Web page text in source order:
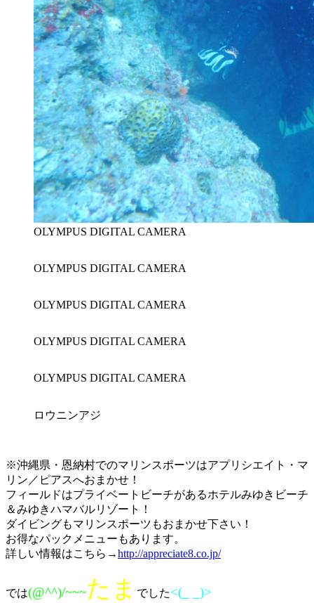
OLYMPUS DIGITAL CAMERA
OLYMPUS DIGITAL CAMERA
OLYMPUS DIGITAL CAMERA
OLYMPUS DIGITAL CAMERA
OLYMPUS DIGITAL CAMERA
ロウニンアジ
※沖縄県・恩納村でのマリンスポーツはアプリシエイト・マ
リン／ピアスへおまかせ！
フィールドはプライベートビーチがあるホテルみゆきビーチ
＆みゆきハマバルリゾート！
ダイビングもマリンスポーツもおまかせ下さい！
お得なパックメニューもあります。
詳しい情報はこちら→http://appreciate8.co.jp/
では(@^^)/~~~たま でした<(_ _)>